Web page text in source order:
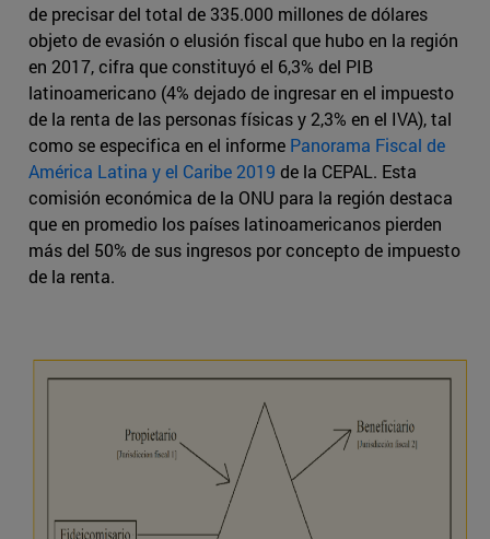
de precisar del total de 335.000 millones de dólares
objeto de evasión o elusión fiscal que hubo en la región
en 2017, cifra que constituyó el 6,3% del PIB
latinoamericano (4% dejado de ingresar en el impuesto
de la renta de las personas físicas y 2,3% en el IVA), tal
como se especifica en el informe Panorama Fiscal de
América Latina y el Caribe 2019 de la CEPAL. Esta
comisión económica de la ONU para la región destaca
que en promedio los países latinoamericanos pierden
más del 50% de sus ingresos por concepto de impuesto
de la renta.